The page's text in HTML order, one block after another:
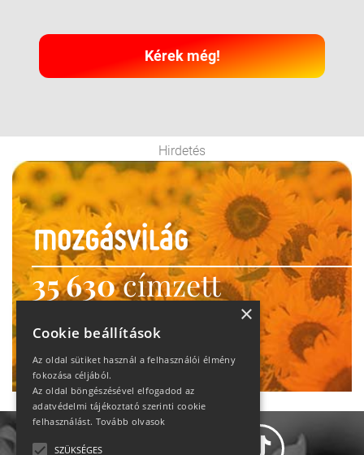
Kérek még!
Hirdetés
35 630címzett
heti motiváció
Ne maradj le!
×
Cookie beállítások
Az oldal sütiket használ a felhasználói élmény
fokozása céljából.
Az oldal böngészésével elfogadod az
adatvédelmi tájékoztató szerinti cookie
felhasználást. Tovább olvasok
SZÜKSÉGES